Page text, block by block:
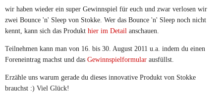
wir haben wieder ein super Gewinnspiel für euch und zwar verlosen wir
zwei Bounce 'n' Sleep von Stokke. Wer das Bounce 'n' Sleep noch nicht
kennt, kann sich das Produkt hier im Detail anschauen.
Teilnehmen kann man von 16. bis 30. August 2011 u.a. indem du einen
Foreneintrag machst und das Gewinnspielformular ausfüllst.
Erzähle uns warum gerade du dieses innovative Produkt von Stokke
brauchst :) Viel Glück!